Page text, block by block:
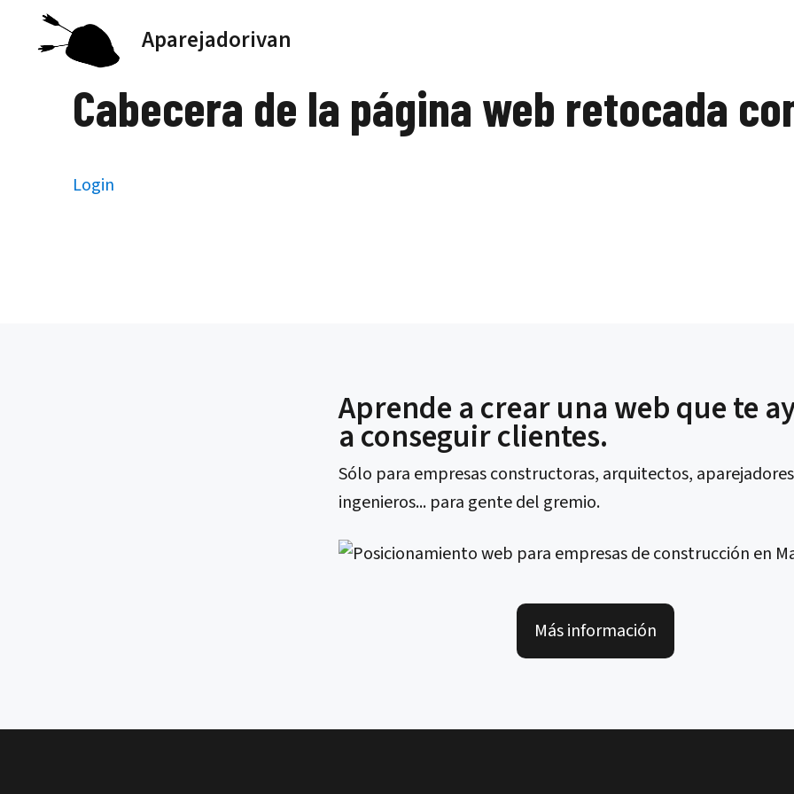
Saltar
Aparejadorivan
Cabecera de la página web retocada
Login
Aprende a crear una web que te
a conseguir clientes.
Sólo para empresas constructoras, arquitectos,
ingenieros... para gente del gremio.
Más información